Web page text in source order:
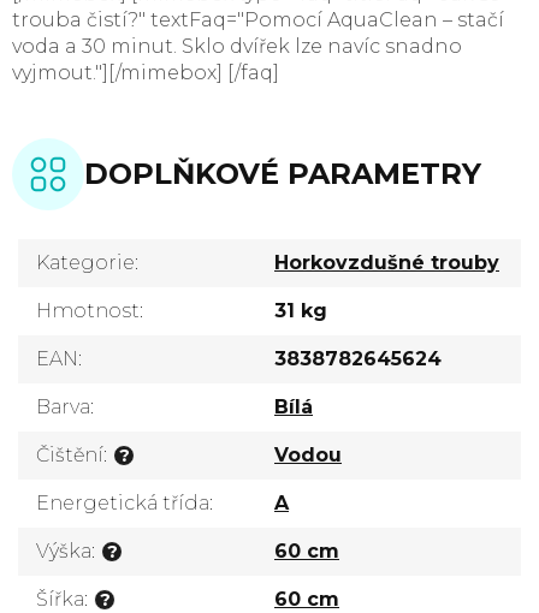
trouba čistí?" textFaq="Pomocí AquaClean – stačí
voda a 30 minut. Sklo dvířek lze navíc snadno
vyjmout."][/mimebox] [/faq]
DOPLŇKOVÉ PARAMETRY
Kategorie: Horkovzdušné trouby
Hmotnost: 31 kg
EAN: 3838782645624
Barva: Bílá
?
Čištění: Vodou
Energetická třída: A
?
Výška: 60 cm
?
Šířka: 60 cm